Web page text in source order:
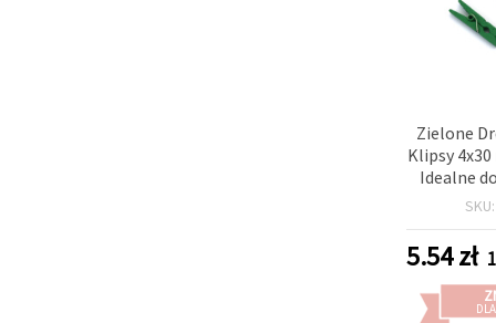
Zielone
Klipsy
Idealne
SKU:
5.54zł